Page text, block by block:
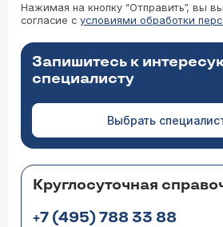
Нажимая на кнопку “Отправить”, вы
согласие с условиями обработки
Запишитесь к
специалисту
Выбрать
Круглосуточная
+7 (495) 788 33 88